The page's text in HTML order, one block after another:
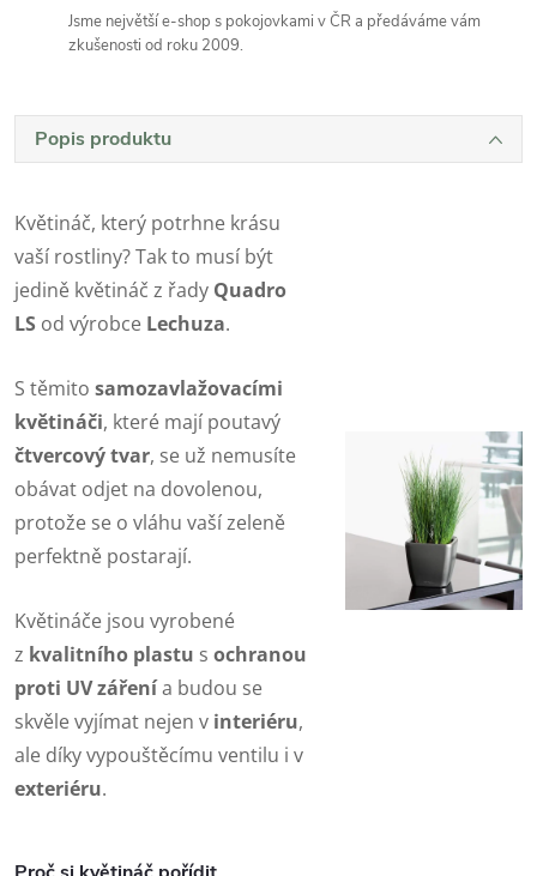
Jsme největší e-shop s pokojovkami v ČR a předáváme vám
zkušenosti od roku 2009.
Popis produktu
Květináč, který potrhne krásu
vaší rostliny? Tak to musí být
jedině květináč z řady Quadro
LS od výrobce Lechuza.
S těmito samozavlažovacími
květináči, které mají poutavý
čtvercový tvar, se už nemusíte
obávat odjet na dovolenou,
protože se o vláhu vaší zeleně
perfektně postarají.
Květináče jsou vyrobené
z kvalitního plastu s ochranou
proti UV zářenía budou se
skvěle vyjímat nejen v interiéru,
ale díky vypouštěcímu ventilu i v
exteriéru.